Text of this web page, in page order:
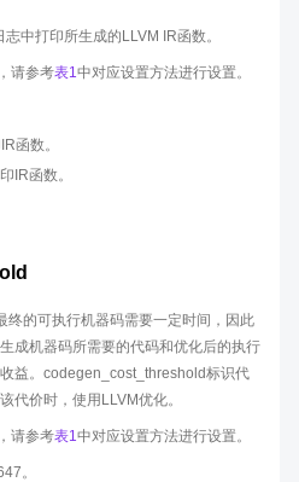
中打印所生成的LLVM IR函数。
请参考表1中对应设置方法进行设置。
函数。
IR函数。
终的可执行机器码需要一定时间，因此
成机器码所需要的代码和优化后的执行
益。codegen_cost_threshold标识代
代价时，使用LLVM优化。
请参考表1中对应设置方法进行设置。
。